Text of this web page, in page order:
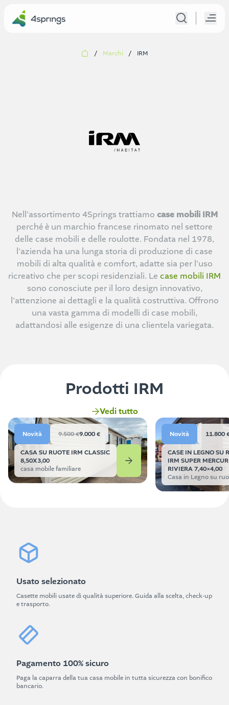
/ Marchi / IRM
Nell'assortimento 4Springs trattiamo case mobili IRM
perché è un marchio francese rinomato nel settore
delle case mobili e delle roulotte. Fondata nel 1978,
l'azienda ha una lunga storia di produzione di case
mobili di alta qualità e comfort, adatte sia per l'uso
ricreativo che per scopi residenziali. Le case mobili IRM
sono conosciute per il loro design innovativo,
l'attenzione ai dettagli e la qualità costruttiva. Offrono
una vasta gamma di modelli di case mobili,
adattandosi alle esigenze di una clientela variegata.
Prodotti IRM
Vedi tutto
Novità 9.500 €9.000 €
CASA SU RUOTE IRM CLASSIC
8,50X3,00
casa mobile familiare
Novità 11.800
CASE IN LEGNO SU
IRM SUPER
RIVIERA 7,40×4,00
Casa in Legno su
Usato selezionato
Casette mobili usate di qualità superiore. Guida alla scelta, check-up
e trasporto.
Pagamento 100% sicuro
Paga la caparra della tua casa mobile in tutta sicurezza con bonifico
bancario.